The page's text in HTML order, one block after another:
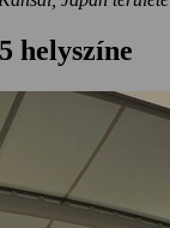
helyszíne